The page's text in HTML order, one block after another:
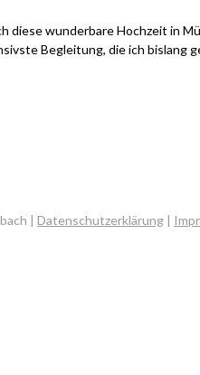
diese wunderbare Hochzeit in
Begleitung, die ich bislang
| Datenschutzerklärung |